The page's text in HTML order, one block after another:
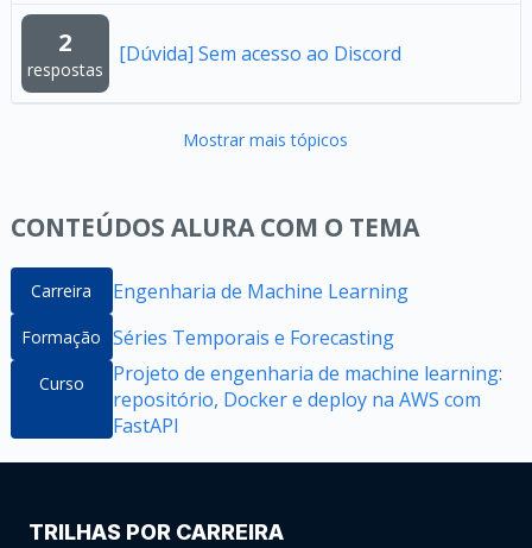
2
respostas
[Dúvida] Sem acesso ao Discord
Mostrar mais tópicos
CONTEÚDOS ALURA COM O TEMA
Carreira Engenharia de Machine Learning
Formação Séries Temporais e Forecasting
Curso
Projeto de engenharia de machine learning:
repositório, Docker e deploy na AWS com
FastAPI
TRILHAS POR CARREIRA